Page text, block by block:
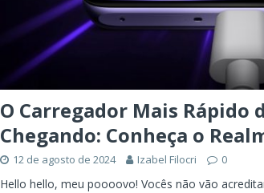
O Carregador Mais Rápido
Chegando: Conheça o
12 de agosto de 2024 Izabel Filocri 0
Hello hello, meu poooovo! Vocês não vão